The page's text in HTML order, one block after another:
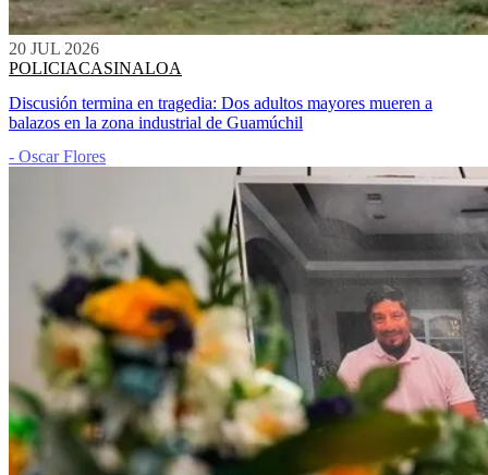
20 JUL 2026
POLICIACASINALOA
Discusión termina en tragedia: Dos adultos mayores mueren a
balazos en la zona industrial de Guamúchil
- Oscar Flores